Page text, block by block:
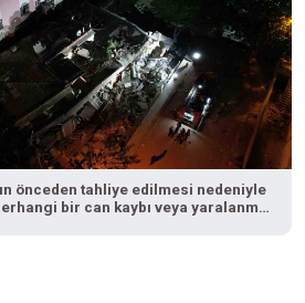
önceden tahliye edilmesi nedeniyle
bir can kaybı veya yaralanma